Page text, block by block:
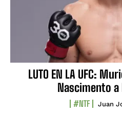
LUTO EN LA UFC:
Nascimento
#NTF Juan